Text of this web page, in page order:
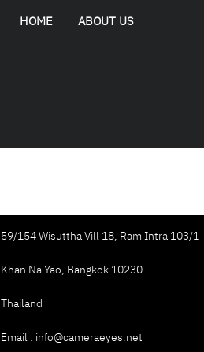
HOME ABOUT US
59/154 Wisuttha Vill 18, Ram Intra 103/1
Khan Na Yao, Bangkok 10230
Thailand
Email : info@cameraeyes.net